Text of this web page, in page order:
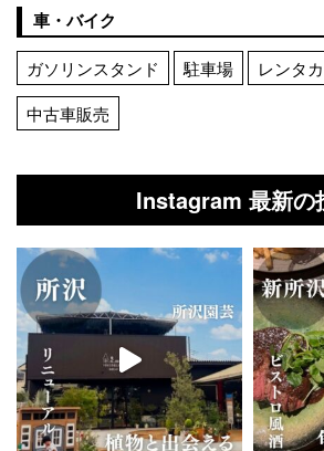
車・バイク
ガソリンスタンド 駐車場 レンタ
中古車販売
Instagram 最新の